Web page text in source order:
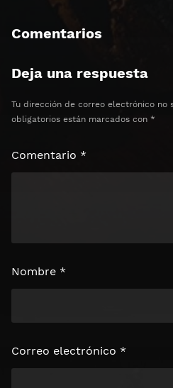
⏰ El acceso
Comentarios
Deja una respuesta
Tu dirección de correo electrónico no
obligatorios están marcados con *
Comentario *
Nombre *
Correo electrónico *